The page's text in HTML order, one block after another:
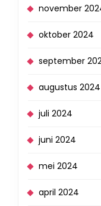
november
oktober 2024
september
augustus 2024
juli 2024
juni 2024
mei 2024
april 2024